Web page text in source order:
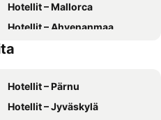
Hotellit – Mallorca
Hotellit – Ahvenanmaa
Hotellit – Gran Canaria
Hotellit – Pärnu
Hotellit – Jyväskylä